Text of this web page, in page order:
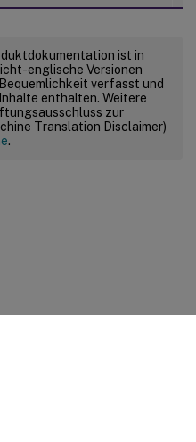
ist in
englische Versionen
verfasst und
enthalten. Weitere
zur
Translation Disclaimer)
.